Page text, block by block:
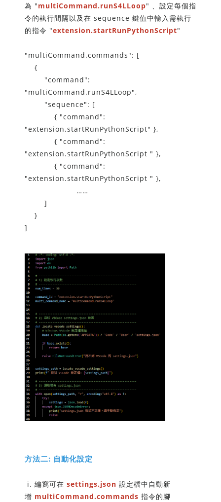
為 "multiCommand.runS4LLoop" 、設定每個指
令的執行間隔以及在 sequence 鍵值中輸入需執行
的指令 "extension.startRunPythonScript"
"multiCommand.commands": [
{
"command":
"multiCommand.runS4LLoop",
"sequence": [
{ "command":
"extension.startRunPythonScript" },
{ "command":
"extension.startRunPythonScript " },
{ "command":
"extension.startRunPythonScript " },
……
]
}
]
方法二: 自動化設定
i. 編寫可在 settings.json 設定檔中自動新
增 multiCommand.commands 指令的腳
僅必需的Cookies